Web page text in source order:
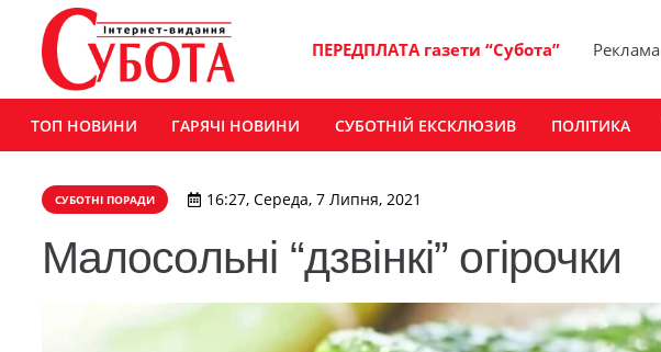
ПЕРЕДПЛАТА газети “Субота” Реклама
ТОП НОВИНИ ГАРЯЧІ НОВИНИ СУБОТНІЙ ЕКСКЛЮЗИВ ПОЛІТИКА
СУБОТНІ ПОРАДИ 16:27, Середа, 7 Липня, 2021
Малосольні “дзвінкі” огірочки